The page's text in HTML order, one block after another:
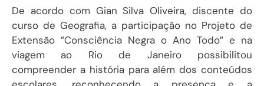
De acordo com Gian Silva Oliveira, discente do
curso de Geografia, a participação no Projeto de
Extensão ”Consciência Negra o Ano Todo” e na
viagem ao Rio de Janeiro possibilitou
compreender a história para além dos conteúdos